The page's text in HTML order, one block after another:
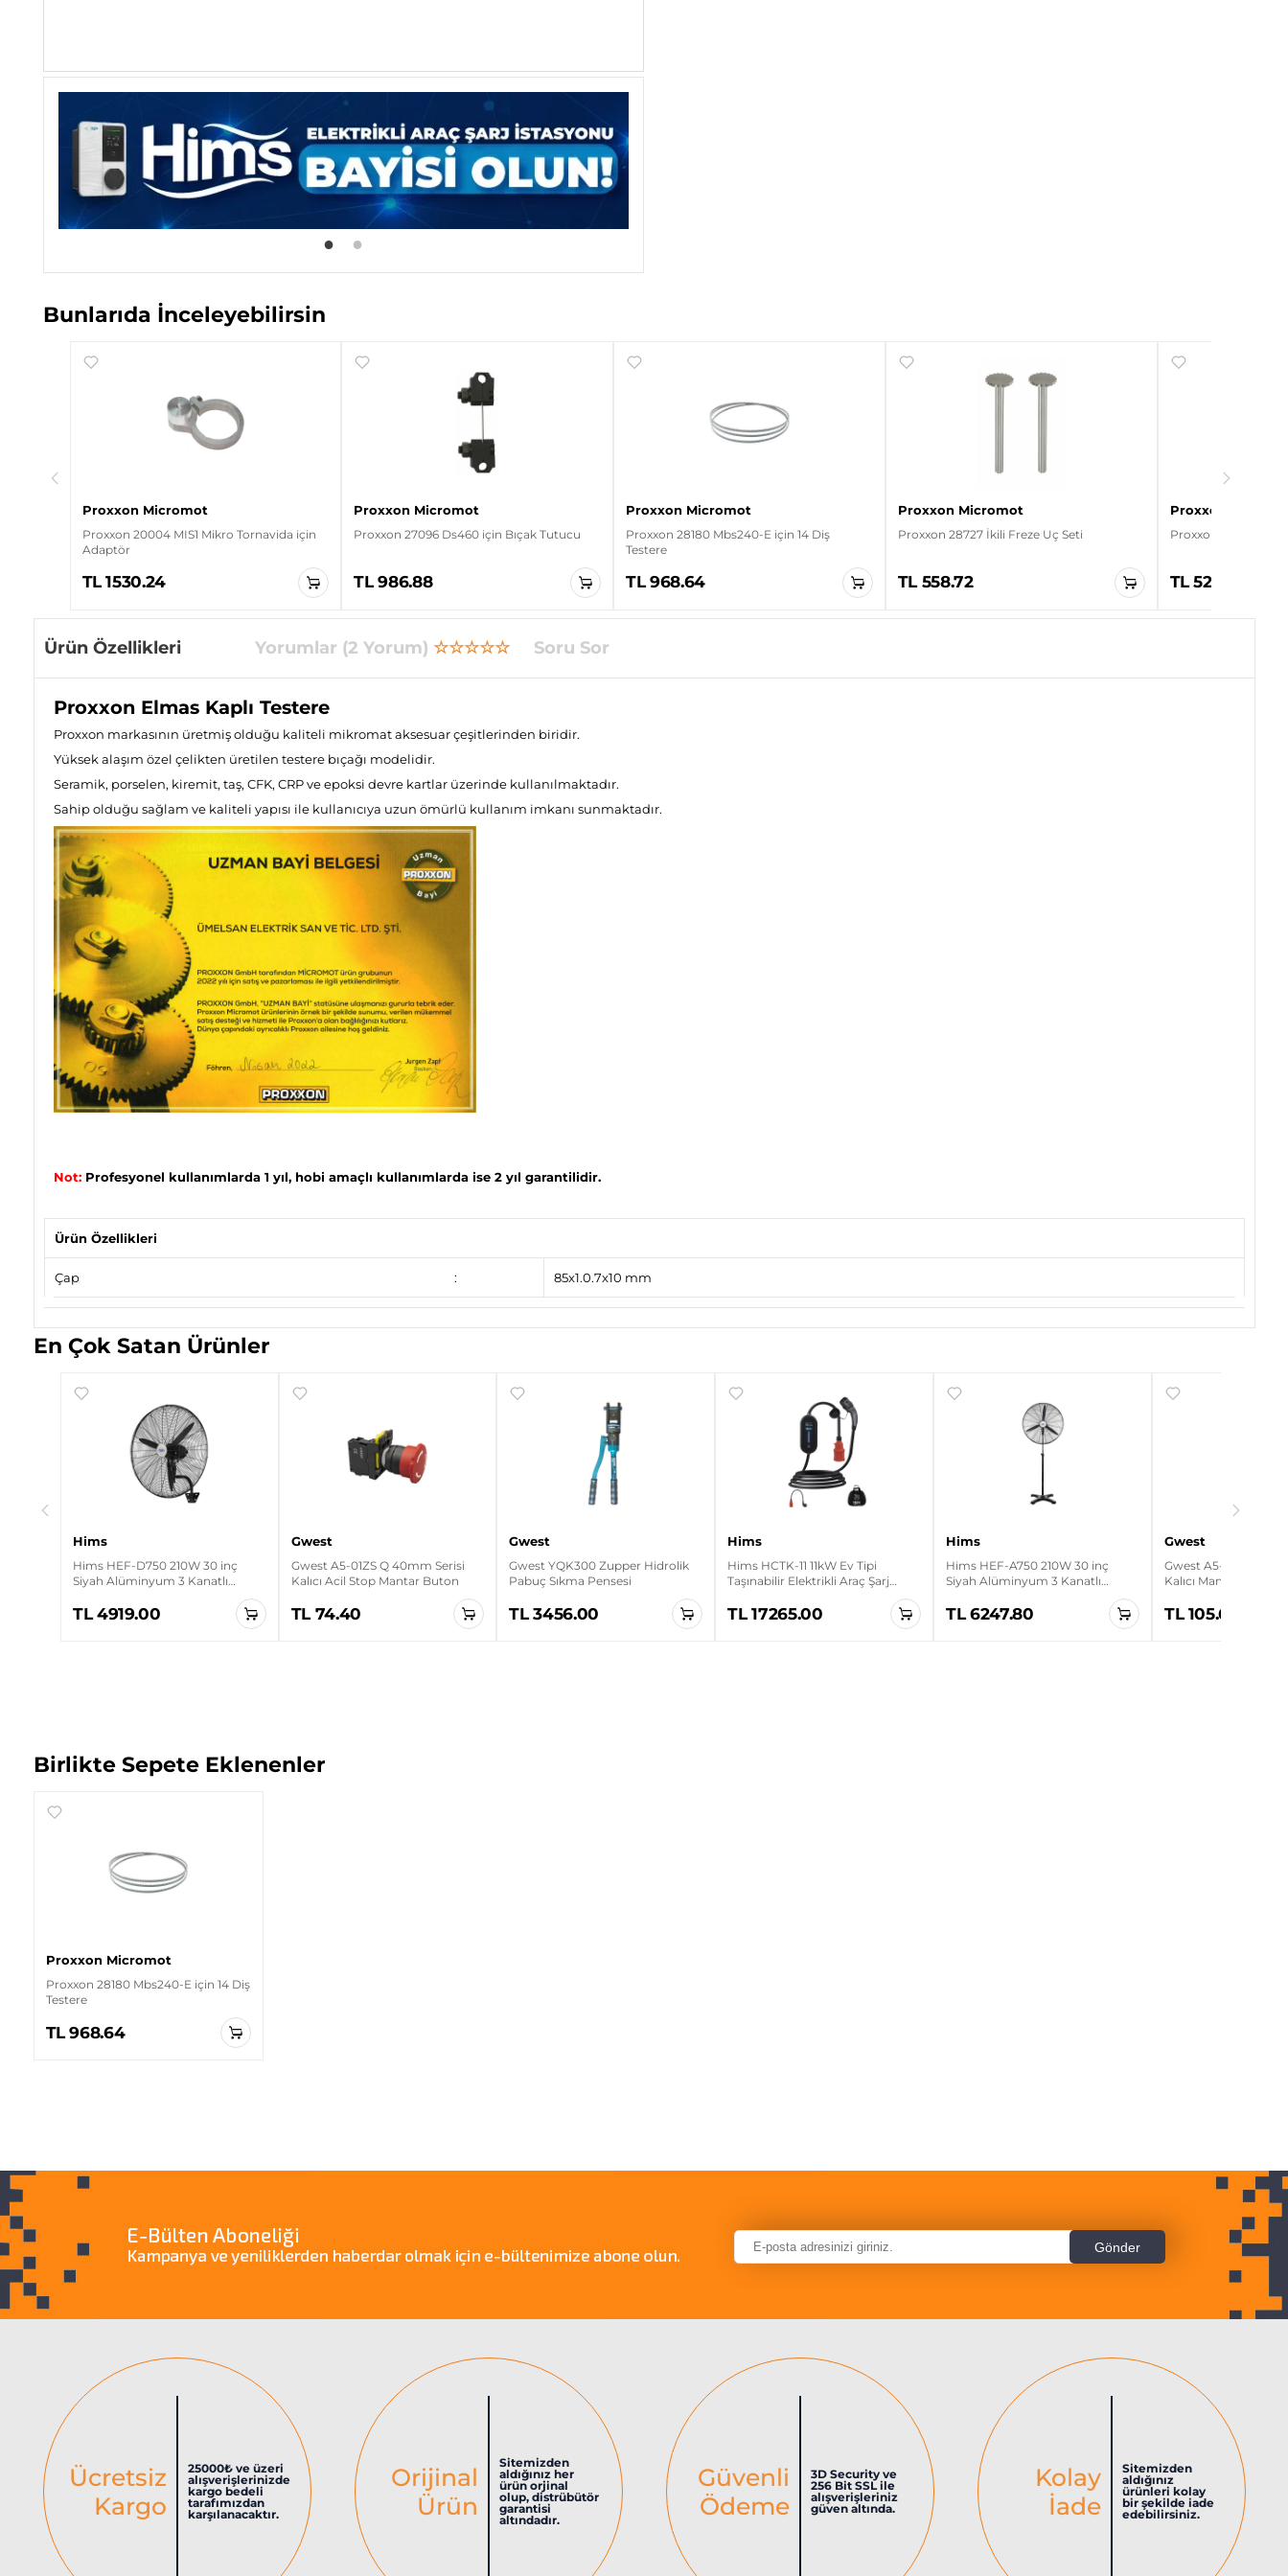
Bunlarıda İnceleyebilirsin
Proxxon Micromot
Proxxon 20004 MIS1 Mikro Tornavida için
Adaptör
TL 1530.24
Proxxon Micromot
Proxxon 27096 Ds460 için Bıçak Tutucu
TL 986.88
Proxxon Micromot
Proxxon 28180 Mbs240-E için 14 Diş
Testere
TL 968.64
Proxxon Micromot
Proxxon 28727 İkili Freze Uç Seti
TL 558.72
Proxxon
Proxxon 28956 Beşli
TL 525.12
Ürün Özellikleri Yorumlar (2 Yorum) ☆☆☆☆☆ Soru Sor
Proxxon Elmas Kaplı Testere
Proxxon markasının üretmiş olduğu kaliteli mikromat aksesuar çeşitlerinden biridir.
Yüksek alaşım özel çelikten üretilen testere bıçağı modelidir.
Seramik, porselen, kiremit, taş, CFK, CRP ve epoksi devre kartlar üzerinde kullanılmaktadır.
Sahip olduğu sağlam ve kaliteli yapısı ile kullanıcıya uzun ömürlü kullanım imkanı sunmaktadır.
Not:Profesyonel kullanımlarda 1 yıl, hobi amaçlı kullanımlarda ise 2 yıl garantilidir.
Ürün Özellikleri
Çap : 85x1.0.7x10 mm
En Çok Satan Ürünler
Hims
Hims HEF-D750 210W 30 inç
Siyah Alüminyum 3 Kanatlı
TL 4919.00
Gwest
Gwest A5-01ZS Q 40mm Serisi
Kalıcı Acil Stop Mantar Buton
TL 74.40
Gwest
Gwest YQK300 Zupper Hidrolik
Pabuç Sıkma Pensesi
TL 3456.00
Hims
Hims HCTK-11 11kW Ev Tipi
Taşınabilir Elektrikli Araç Şarj
TL 17265.00
Hims
Hims HEF-A750 210W 30 inç
Siyah Alüminyum 3 Kanatlı
TL 6247.80
Gwest
Gwest A5-10XD 1NO
Kalıcı Mandal Buton
TL 105.60
Birlikte Sepete Eklenenler
Proxxon Micromot
Proxxon 28180 Mbs240-E için 14 Diş
Testere
TL 968.64
Ücretsiz
Kargo
25000₺ ve üzeri
alışverişlerinizde
kargo bedeli
tarafımızdan
karşılanacaktır.
Orijinal
Ürün
Sitemizden
aldığınız her
ürün orjinal
olup, distrübütör
garantisi
altındadır.
Güvenli
Ödeme
3D Security ve
256 Bit SSL ile
alışverişleriniz
güven altında.
Kolay
İade
Sitemizden
aldığınız
ürünleri kolay
bir şekilde iade
edebilirsiniz.